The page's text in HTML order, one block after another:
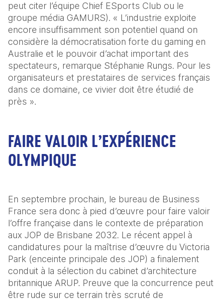
peut citer l’équipe Chief ESports Club ou le
groupe média GAMURS). « L’industrie exploite
encore insuffisamment son potentiel quand on
considère la démocratisation forte du gaming en
Australie et le pouvoir d’achat important des
spectateurs, remarque Stéphanie Rungs. Pour les
organisateurs et prestataires de services français
dans ce domaine, ce vivier doit être étudié de
près ».
FAIRE VALOIR L’EXPÉRIENCE
OLYMPIQUE
En septembre prochain, le bureau de Business
France sera donc à pied d’œuvre pour faire valoir
l’offre française dans le contexte de préparation
aux JOP de Brisbane 2032. Le récent appel à
candidatures pour la maîtrise d’œuvre du Victoria
Park (enceinte principale des JOP) a finalement
conduit à la sélection du cabinet d’architecture
britannique ARUP. Preuve que la concurrence peut
être rude sur ce terrain très scruté de